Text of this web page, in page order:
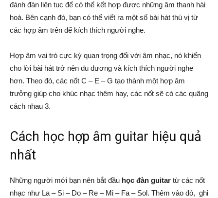
đánh đàn liên tục để có thể kết hợp được những âm thanh hài
hoà. Bên cạnh đó, bạn có thể viết ra một số bài hát thú vị từ
các hợp âm trên để kích thích người nghe.
Hợp âm vai trò cực kỳ quan trọng đối với âm nhạc, nó khiến
cho lời bài hát trở nên du dương và kích thích người nghe
hơn. Theo đó, các nốt C – E – G tạo thành một hợp âm
trưởng giúp cho khúc nhạc thêm hay, các nốt sẽ có các quãng
cách nhau 3.
Cách học hợp âm guitar hiệu quả
nhất
Những người mới bạn nên bắt đầu học đàn guitar từ các nốt
nhạc như La – Si – Do – Re – Mi – Fa – Sol. Thêm vào đó, ghi